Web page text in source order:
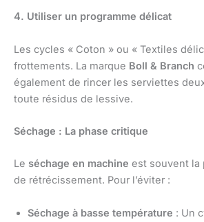
4. Utiliser un programme délicat
Les cycles « Coton » ou « Textiles
frottements. La marque Boll & Branch
également de rincer les serviettes
toute résidus de lessive.
Séchage : La phase critique
Le séchage en machine est souvent la
de rétrécissement. Pour l’éviter :
Séchage à basse température : Un